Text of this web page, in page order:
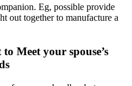
Eg, possible provide
out together to manufacture a
Meet your spouse’s